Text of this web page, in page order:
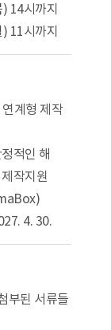
14시까지
11시까지
계형 제작
적인 해
작지원
4. 30.
부된 서류들